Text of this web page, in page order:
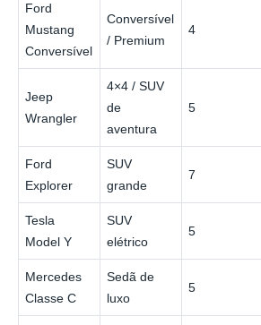
Ford
Mustang
Conversível
Conversível
/ Premium
4
Jeep
Wrangler
4×4 / SUV
de
aventura
5
Ford
Explorer
SUV
grande
7
Tesla
Model Y
SUV
elétrico
5
Mercedes
Classe C
Sedã de
luxo
5